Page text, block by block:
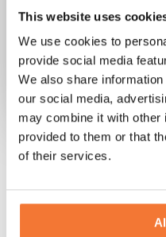
This website uses
We use cookies to
provide social media
We also share
our social media,
may combine it with other
provided to them or that
of their services.
nous
A. Stigler
Lume Nordic